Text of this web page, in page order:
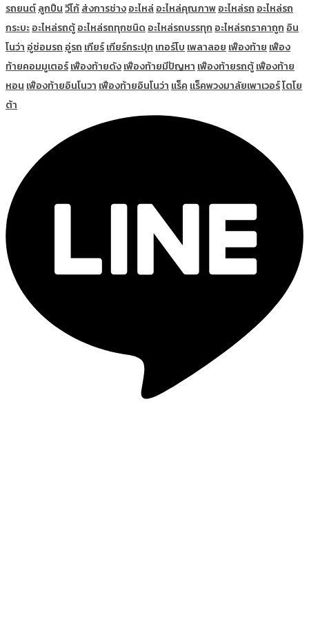
รถยนต์ลูกปืนวีโก้ส่งการช่างอะไหล่ อะไหล่คุณภาพอะไหล่รถ อะไหล่รถ
กระบะอะไหล่รถตู้อะไหล่รถทุกชนิด อะไหล่รถบรรทุก อะไหล่รถราคาถูก อิน
โนว่า อู่ซ่อมรถ อู่รถ เกียร์เกียร์กระปุก เทอร์โบ เพลาลอย เฟืองท้าย เฟือง
ท้ายคอมมูเตอร์เฟืองท้ายดังเฟืองท้ายมีปัญหา เฟืองท้ายรถตู้เฟืองท้าย
หอน เฟืองท้ายอินโนวา เฟืองท้ายอินโนว่า แร็ค แร็คพวงมาลัยเพาเวอร์โตโย
ต้า